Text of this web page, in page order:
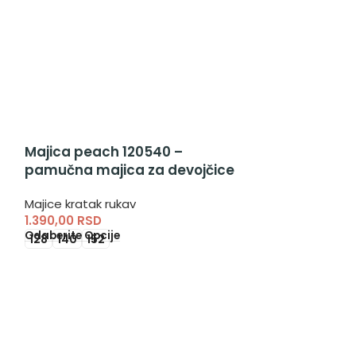
Majica peach 120540 –
pamučna majica za devojčice
Majice kratak rukav
1.390,00 RSD
Odaberite Opcije
128 140 152